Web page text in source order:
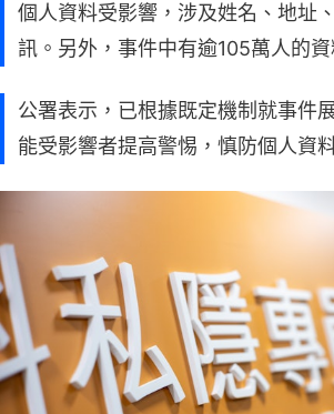
個人資料受影響，涉及姓名、地址
訊。另外，事件中有逾105萬人的資
公署表示，已根據既定機制就事件
能受影響者提高警惕，慎防個人資